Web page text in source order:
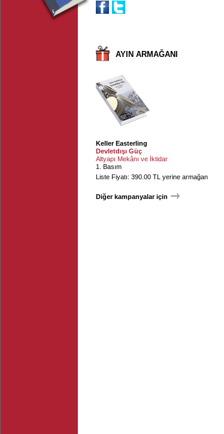
AYIN ARMAĞANI
Keller Easterling
Devletdışı Güç
Altyapı Mekânı ve İktidar
1. Basım
Liste Fiyatı: 390.00 TL yerine armağan
Diğer kampanyalar için